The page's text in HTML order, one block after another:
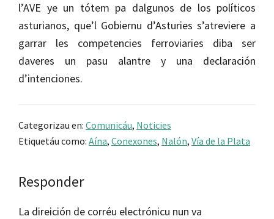
l’AVE ye un tótem pa dalgunos de los políticos
asturianos, que’l Gobiernu d’Asturies s’atreviere a
garrar les competencies ferroviaries diba ser
daveres un pasu alantre y una declaración
d’intenciones.
Categorizau en: Comunicáu, Noticies
Etiquetáu como: Aína, Conexones, Nalón, Vía de la Plata
Reader
Interactions
Responder
La direición de corréu electrónicu nun va